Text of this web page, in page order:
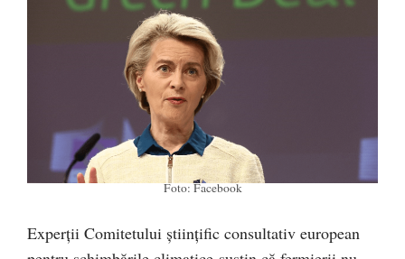
Foto: Facebook
Experții Comitetului științific consultativ european